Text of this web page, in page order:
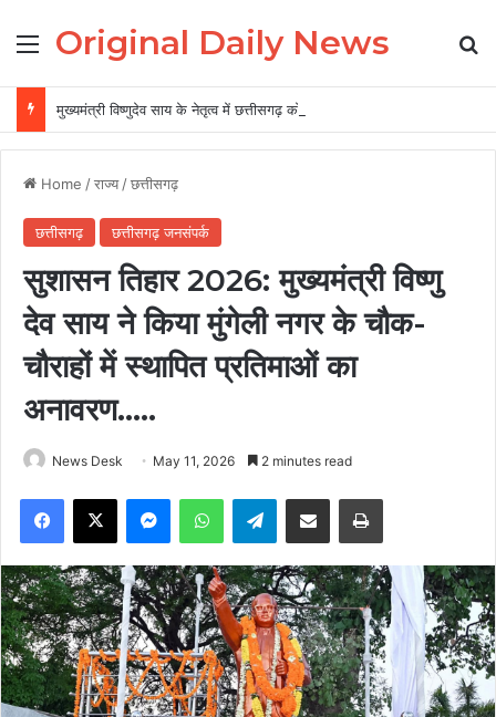
Menu
Original Daily News
Home /राज्य /छत्तीसगढ़
छत्तीसगढ़ छत्तीसगढ़ जनसंपर्क
सुशासन तिहार 2026: मुख्यमंत्री विष्णु
देव साय ने किया मुंगेली नगर के चौक-
चौराहों में स्थापित प्रतिमाओं का
अनावरण…..
News Desk May 11, 2026 2 minutes read
Facebook
X MessengerWhatsAppTelegramShare via Email Print